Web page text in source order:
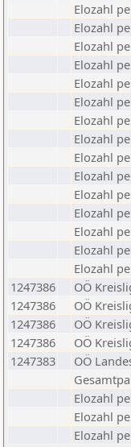
Elozahl
Elozahl
Elozahl
Elozahl
Elozahl
Elozahl
Elozahl
Elozahl
Elozahl
Elozahl
Elozahl
Elozahl
Elozahl
Elozahl
Elozahl
1247386
OÖ
1247386
OÖ
1247386
OÖ
1247386
OÖ
1247383
OÖ
Elozahl
Elozahl
Elozahl